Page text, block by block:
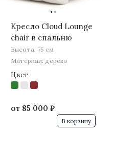
··
Кресло Cloud Lounge
chair в спальню
Высота: 75 см
Материал: дерево
Цвет
от 85 000 ₽
В корзину